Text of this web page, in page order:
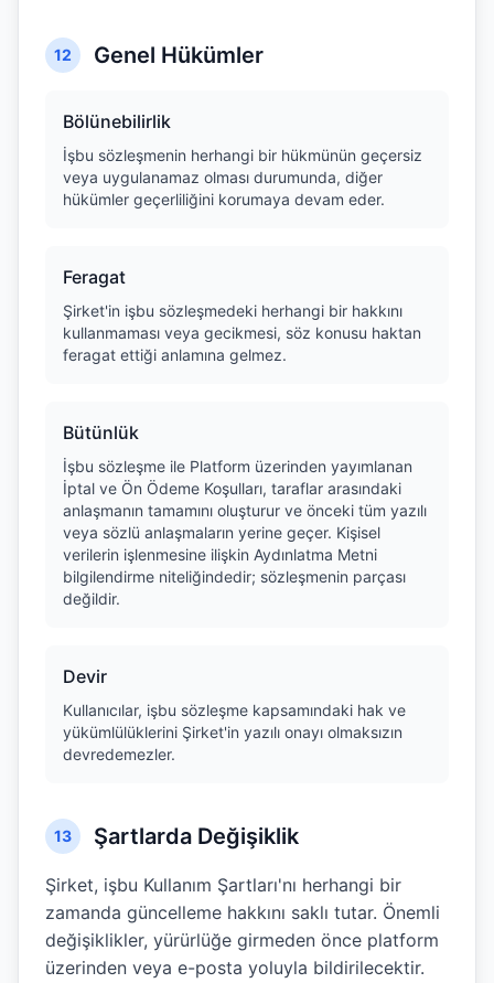
12 Genel Hükümler
Bölünebilirlik
İşbu sözleşmenin herhangi bir hükmünün geçersiz
veya uygulanamaz olması durumunda, diğer
hükümler geçerliliğini korumaya devam eder.
Feragat
Şirket'in işbu sözleşmedeki herhangi bir hakkını
kullanmaması veya gecikmesi, söz konusu haktan
feragat ettiği anlamına gelmez.
Bütünlük
İşbu sözleşme ile Platform üzerinden yayımlanan
İptal ve Ön Ödeme Koşulları, taraflar arasındaki
anlaşmanın tamamını oluşturur ve önceki tüm yazılı
veya sözlü anlaşmaların yerine geçer. Kişisel
verilerin işlenmesine ilişkin Aydınlatma Metni
bilgilendirme niteliğindedir; sözleşmenin parçası
değildir.
Devir
Kullanıcılar, işbu sözleşme kapsamındaki hak ve
yükümlülüklerini Şirket'in yazılı onayı olmaksızın
devredemezler.
13 Şartlarda Değişiklik
Şirket, işbu Kullanım Şartları'nı herhangi bir
zamanda güncelleme hakkını saklı tutar. Önemli
değişiklikler, yürürlüğe girmeden önce platform
üzerinden veya e-posta yoluyla bildirilecektir.